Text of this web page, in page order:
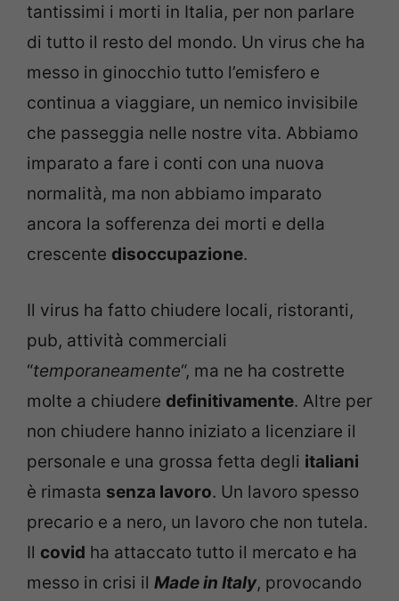
tantissimi i morti in Italia, per non parlare
di tutto il resto del mondo. Un virus che ha
messo in ginocchio tutto l’emisfero e
continua a viaggiare, un nemico invisibile
che passeggia nelle nostre vita. Abbiamo
imparato a fare i conti con una nuova
normalità, ma non abbiamo imparato
ancora la sofferenza dei morti e della
crescente disoccupazione.
Il virus ha fatto chiudere locali, ristoranti,
pub, attività commerciali
“temporaneamente“, ma ne ha costrette
molte a chiudere definitivamente. Altre per
non chiudere hanno iniziato a licenziare il
personale e una grossa fetta degli italiani
è rimasta senza lavoro. Un lavoro spesso
precario e a nero, un lavoro che non tutela.
Il covid ha attaccato tutto il mercato e ha
messo in crisi il Made in Italy, provocando